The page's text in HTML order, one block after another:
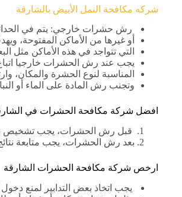
شركه مكافحة النمل الأبيض بالشارقة
رش حشرات خارجي: يتم في
أو غيرها من الأماكن المفتوحة،
التي تتواجد في هذه الأماكن مثل
يجب عند رش الحشرات خارجيا
المناسبة لنوع الحشرة والمكان،
وتجنب رش المادة على الماء أو
افضل شركة مكافحة الحشرات في
قبل رش الحشرات، يجب تشخيص نوع
بعد رش الحشرات، يجب متابعة
ارخص شركة مكافحة الحشرات الشارقة
يجب اتخاذ بعض التدابير لمنع